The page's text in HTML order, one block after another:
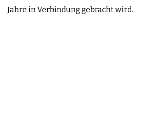
Jahre in Verbindung gebracht wird.